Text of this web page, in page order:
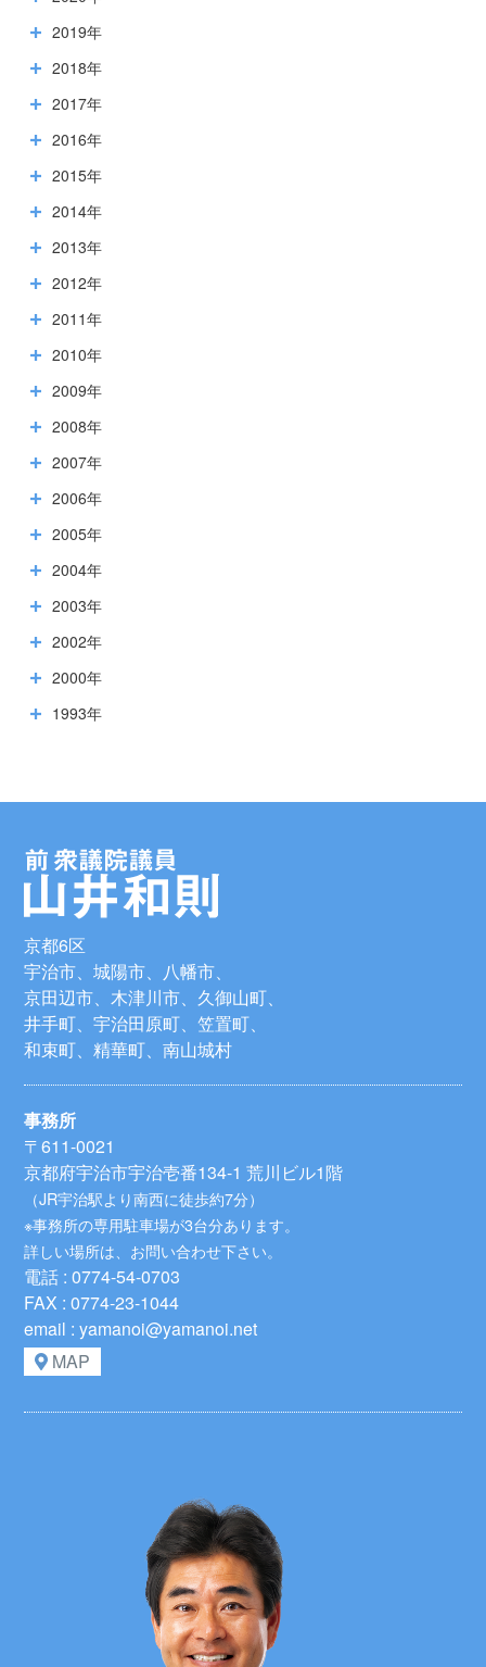
2019年
2018年
2017年
2016年
2015年
2014年
2013年
2012年
2011年
2010年
2009年
2008年
2007年
2006年
2005年
2004年
2003年
2002年
2000年
1993年
京都6区
宇治市、城陽市、八幡市、
京田辺市、木津川市、久御山町、
井手町、宇治田原町、笠置町、
和束町、精華町、南山城村
事務所
〒611-0021
京都府宇治市宇治壱番134-1 荒川ビル1階
（JR宇治駅より南西に徒歩約7分）
※事務所の専用駐車場が3台分あります。
詳しい場所は、お問い合わせ下さい。
電話 : 0774-54-0703
FAX : 0774-23-1044
email : yamanoi@yamanoi.net
MAP